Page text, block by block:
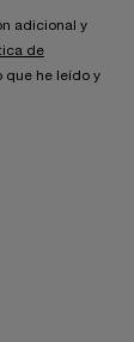
adicional y
de
que he leído y